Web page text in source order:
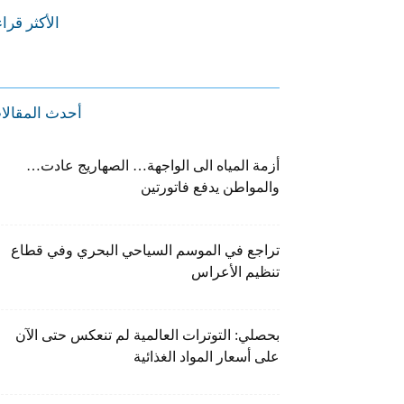
الأكثر
أحدث
أزمة المياه الى الواجهة… الصهاريج عادت…
والمواطن يدفع فاتورتين
تراجع في الموسم السياحي البحري وفي قطاع
تنظيم الأعراس
بحصلي: التوترات العالمية لم تنعكس حتى الآن
على أسعار المواد الغذائية